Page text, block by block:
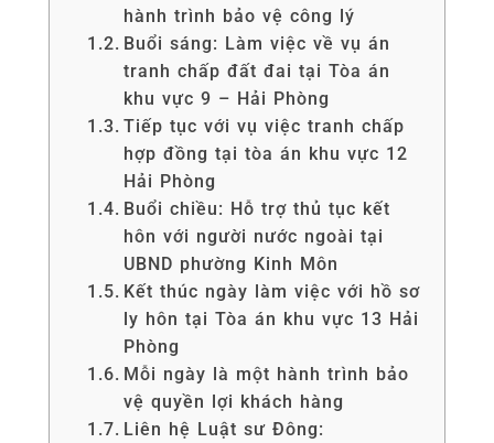
hành trình bảo vệ công lý
Buổi sáng: Làm việc về vụ án
tranh chấp đất đai tại Tòa án
khu vực 9 – Hải Phòng
Tiếp tục với vụ việc tranh chấp
hợp đồng tại tòa án khu vực 12
Hải Phòng
Buổi chiều: Hỗ trợ thủ tục kết
hôn với người nước ngoài tại
UBND phường Kinh Môn
Kết thúc ngày làm việc với hồ sơ
ly hôn tại Tòa án khu vực 13 Hải
Phòng
Mỗi ngày là một hành trình bảo
vệ quyền lợi khách hàng
Liên hệ Luật sư Đông: